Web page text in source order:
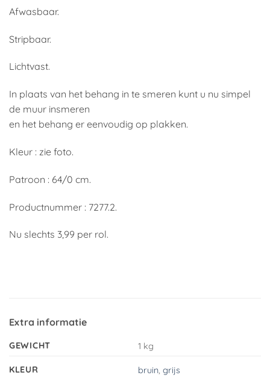
Afwasbaar.
Stripbaar.
Lichtvast.
In plaats van het behang in te smeren kunt u nu simpel
de muur insmeren
en het behang er eenvoudig op plakken.
Kleur : zie foto.
Patroon : 64/0 cm.
Productnummer : 7277.2.
Nu slechts 3,99 per rol.
Extra informatie
GEWICHT 1 kg
KLEUR bruin,grijs